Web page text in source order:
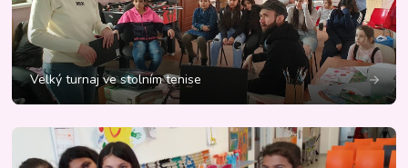
Velký turnaj ve stolním tenise